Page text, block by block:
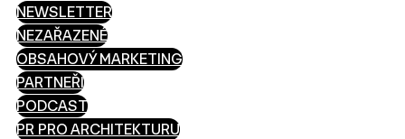
NEWSLETTER
NEZAŘAZENÉ
OBSAHOVÝ MARKETING
PARTNEŘI
PODCAST
PR PRO ARCHITEKTURU